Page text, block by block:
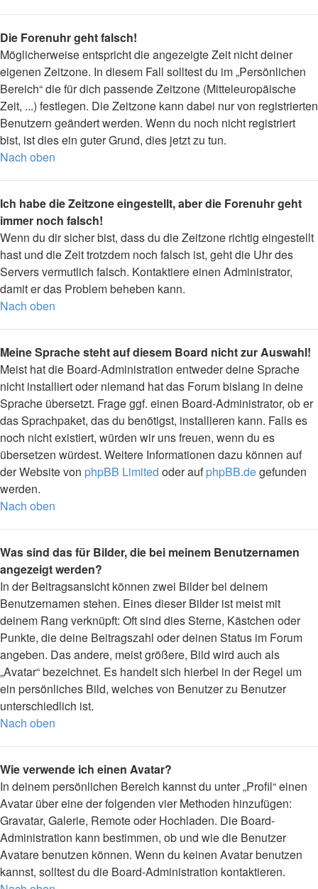
Die Forenuhr geht falsch!
Möglicherweise entspricht die angezeigte Zeit nicht deiner
eigenen Zeitzone. In diesem Fall solltest du im „Persönlichen
Bereich“ die für dich passende Zeitzone (Mitteleuropäische
Zeit, ...) festlegen. Die Zeitzone kann dabei nur von registrierten
Benutzern geändert werden. Wenn du noch nicht registriert
bist, ist dies ein guter Grund, dies jetzt zu tun.
Nach oben
Ich habe die Zeitzone eingestellt, aber die Forenuhr geht
immer noch falsch!
Wenn du dir sicher bist, dass du die Zeitzone richtig eingestellt
hast und die Zeit trotzdem noch falsch ist, geht die Uhr des
Servers vermutlich falsch. Kontaktiere einen Administrator,
damit er das Problem beheben kann.
Nach oben
Meine Sprache steht auf diesem Board nicht zur Auswahl!
Meist hat die Board-Administration entweder deine Sprache
nicht installiert oder niemand hat das Forum bislang in deine
Sprache übersetzt. Frage ggf. einen Board-Administrator, ob er
das Sprachpaket, das du benötigst, installieren kann. Falls es
noch nicht existiert, würden wir uns freuen, wenn du es
übersetzen würdest. Weitere Informationen dazu können auf
der Website von phpBB Limited oder aufphpBB.degefunden
werden.
Nach oben
Was sind das für Bilder, die bei meinem Benutzernamen
angezeigt werden?
In der Beitragsansicht können zwei Bilder bei deinem
Benutzernamen stehen. Eines dieser Bilder ist meist mit
deinem Rang verknüpft: Oft sind dies Sterne, Kästchen oder
Punkte, die deine Beitragszahl oder deinen Status im Forum
angeben. Das andere, meist größere, Bild wird auch als
„Avatar“ bezeichnet. Es handelt sich hierbei in der Regel um
ein persönliches Bild, welches von Benutzer zu Benutzer
unterschiedlich ist.
Nach oben
Wie verwende ich einen Avatar?
In deinem persönlichen Bereich kannst du unter „Profil“ einen
Avatar über eine der folgenden vier Methoden hinzufügen:
Gravatar, Galerie, Remote oder Hochladen. Die Board-
Administration kann bestimmen, ob und wie die Benutzer
Avatare benutzen können. Wenn du keinen Avatar benutzen
kannst, solltest du die Board-Administration kontaktieren.